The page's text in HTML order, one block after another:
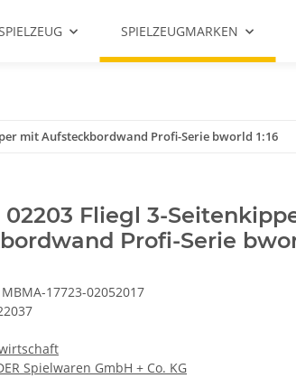
SPIELZEUGMARKEN
mit Aufsteckbordwand Profi-Serie bworld 1:16
02203 Fliegl 3-
Profi-Serie
MBMA-17723-02052017
Spielwaren GmbH + Co. KG